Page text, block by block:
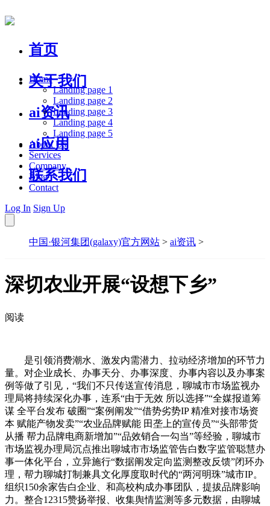
首页
关于我们
ai资讯
ai应用
联系我们
Home
Landing page 1
Landing page 2
Landing page 3
Landing page 4
Landing page 5
About Us
Services
Company
Blog
Contact
Log In Sign Up
中国·银河集团(galaxy)官方网站 > ai资讯 >
深切农业开展“设想下乡”
阅读
是引领消费潮水、激发内需潜力、拉动经济增加的环节力
量。对企业成长、办事天分、办事深度、办事内容以及办事案
例等做了引见，“我们不只传送宣传消息，聊城市市场监视办
理局将持续深化办事，连系“由于无效 所以选择”“全媒报道筹
谋 全平台发布 破圈”“案例阐发”“借势劣势IP 精准对接市场资
本 赋能产物发卖”“农业品牌赋能 田垄上的宣传员”“头部带货
从播 帮力品牌电商新增加”“品效销合一勾当”等经验，聊城市
市场监视办理局沉点推出聊城市市场监管告白数字监管聪慧办
事一体化平台，立异施行“数据阐发定向监测整改反馈”闭环办
理，帮力聊城打制兼具文化厚度取时代的“两河明珠”城市IP。
组织150余家告白企业、和高校构成办事团队，提拔品牌影响
力。整合12315赞扬举报、收集舆情监测等多元数据，由聊城